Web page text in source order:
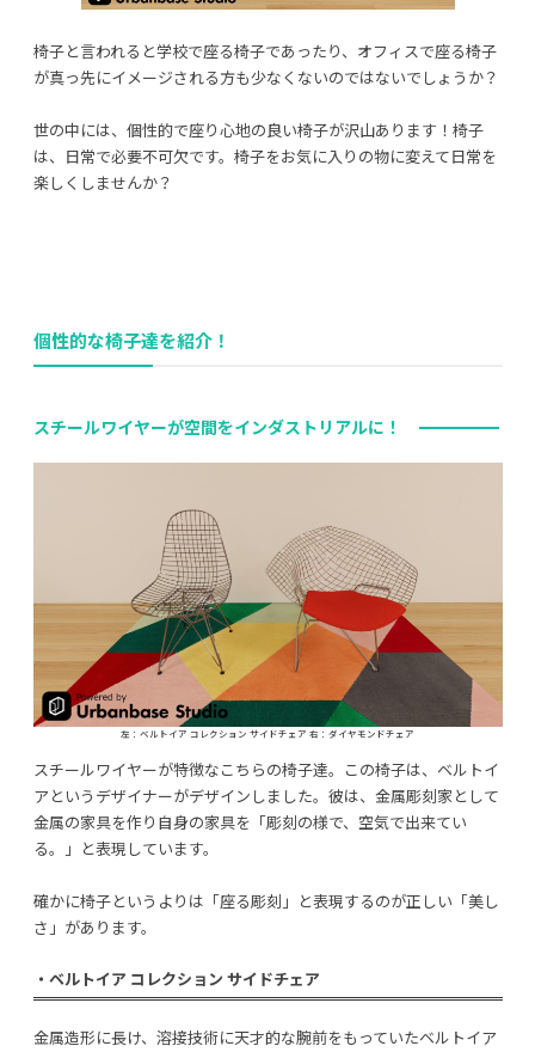
椅子と言われると学校で座る椅子であったり、オフィスで座る椅子
が真っ先にイメージされる方も少なくないのではないでしょうか？
世の中には、個性的で座り心地の良い椅子が沢山あります！椅子
は、日常で必要不可欠です。椅子をお気に入りの物に変えて日常を
楽しくしませんか？
個性的な椅子達を紹介！
スチールワイヤーが空間をインダストリアルに！
左：ベルトイア コレクション サイドチェア 右：ダイヤモンドチェア
スチールワイヤーが特徴なこちらの椅子達。この椅子は、ベルトイ
アというデザイナーがデザインしました。彼は、金属彫刻家として
金属の家具を作り自身の家具を「彫刻の様で、空気で出来てい
る。」と表現しています。
確かに椅子というよりは「座る彫刻」と表現するのが正しい「美し
さ」があります。
・ベルトイア コレクション サイドチェア
金属造形に長け、溶接技術に天才的な腕前をもっていたベルトイア